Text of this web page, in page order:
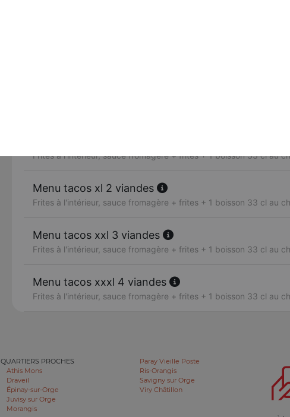
Frites à l'intérieur, sauce fromagère + frites + 1 boisson 33 cl au
Menu tacos xl 2 viandes
Frites à l'intérieur, sauce fromagère + frites + 1 boisson 33 cl au
Menu tacos xxl 3 viandes
Frites à l'intérieur, sauce fromagère + frites + 1 boisson 33 cl au
Menu tacos xxxl 4 viandes
Frites à l'intérieur, sauce fromagère + frites + 1 boisson 33 cl au
QUARTIERS PROCHES
Athis Mons
Draveil
Épinay-sur-Orge
Juvisy sur Orge
Morangis
Paray Vieille Poste
Ris-Orangis
Savigny sur Orge
Viry Châtillon